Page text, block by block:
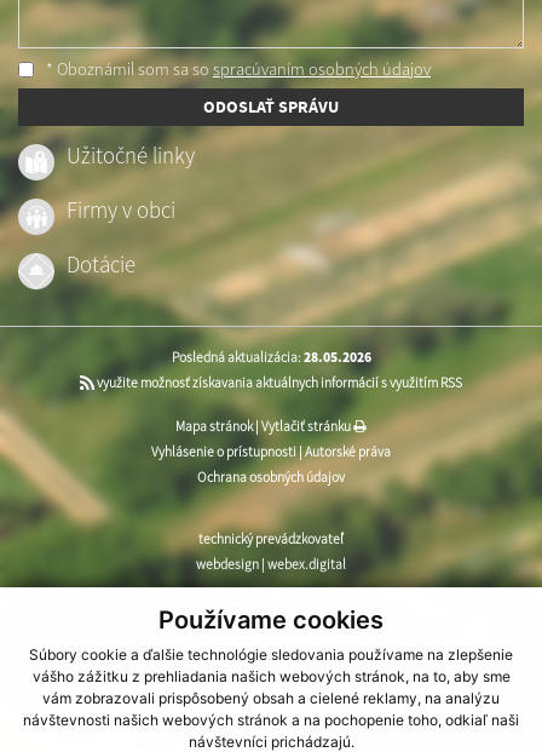
Používame cookies
Súbory cookie a ďalšie technológie sledovania používame na zlepšenie
vášho zážitku z prehliadania našich webových stránok, na to, aby sme
vám zobrazovali prispôsobený obsah a cielené reklamy, na analýzu
návštevnosti našich webových stránok a na pochopenie toho, odkiaľ naši
návštevníci prichádzajú.
* Oboznámil som sa so spracúvaním osobných údajov
ODOSLAŤ SPRÁVU
Užitočné linky
Firmy v obci
Dotácie
Posledná aktualizácia: 28.05.2026
využite možnosť získavania aktuálnych informácií s využitím RSS
Mapa stránok| Vytlačiť stránku
Vyhlásenie o prístupnosti|Autorské práva
Ochrana osobných údajov
technický prevádzkovateľ
webdesign webex.digital
CMS systém (redakčný) systém ECHELON 2
webhosting
,webex.digital, domény, registrácia domény
spoločnosť webex.digital